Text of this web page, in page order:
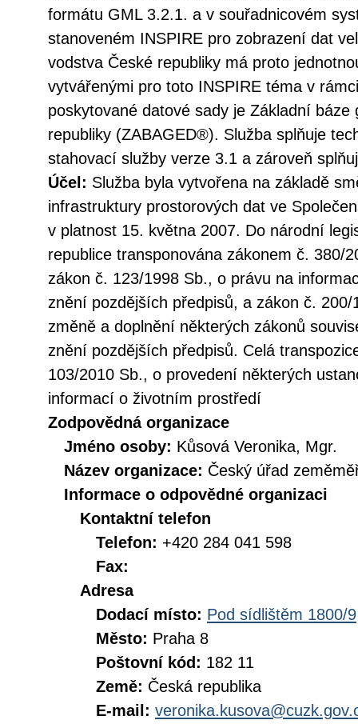
formátu GML 3.2.1. a v souřadnicovém
stanoveném INSPIRE pro zobrazení dat
vodstva České republiky má proto
vytvářenými pro toto INSPIRE téma v
poskytované datové sady je Základní báze
republiky (ZABAGED®). Služba splňuje
stahovací služby verze 3.1 a zároveň
Účel: Služba byla vytvořena na základě
infrastruktury prostorových dat ve
v platnost 15. května 2007. Do národní
republice transponována zákonem č. 380/
zákon č. 123/1998 Sb., o právu na
znění pozdějších předpisů, a zákon č.
změně a doplnění některých zákonů
znění pozdějších předpisů. Celá
103/2010 Sb., o provedení některých
informací o životním prostředí
Zodpovědná organizace
Jméno osoby: Kůsová Veronika, Mgr.
Název organizace: Český úřad
Informace o odpovědné organizaci
Kontaktní telefon
Telefon: +420 284 041 598
Fax:
Adresa
Dodací místo: Pod sídlištěm 1800/9
Město: Praha 8
Poštovní kód: 182 11
Země: Česká republika
E-mail: